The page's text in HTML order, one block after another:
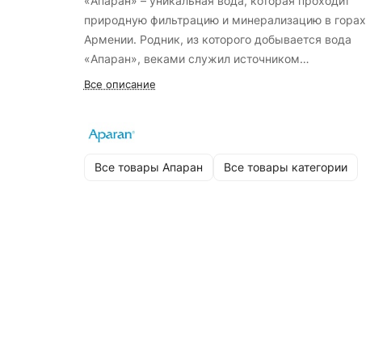
природную фильтрацию и минерализацию в горах
Армении. Родник, из которого добывается вода
«Апаран», веками служил источником
живительной влаги для путников, проходящих по
в Армении, но и за её пределами.
Все описание
Все товары Апаран Все товары категории